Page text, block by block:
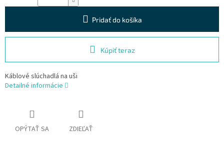
Pridať do košíka
Kúpiť teraz
Káblové slúchadlá na uši
Detailné informácie
OPÝTAŤ SA ZDIEĽAŤ